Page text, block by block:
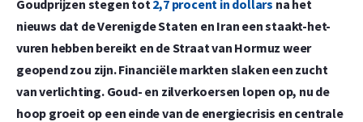
Goudprijzen stegen tot2,7 procent in dollars na het
nieuws dat de Verenigde Staten en Iran een staakt-het-
vuren hebben bereikt en de Straat van Hormuz weer
geopend zou zijn. Financiële markten slaken een zucht
van verlichting. Goud- en zilverkoersen lopen op, nu de
hoop groeit op een einde van de energiecrisis en centrale